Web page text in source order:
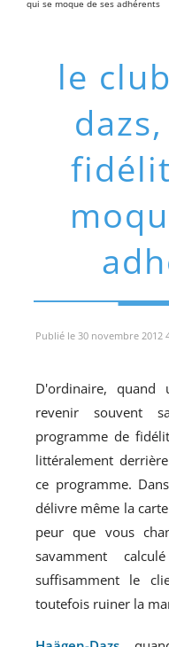
qui se moque de ses adhérents
le
Publié le 30 novembre 2012
D'ordinaire,
revenir souvent
programme de
littéralement
ce programme.
délivre même la
peur que vous
savamment
suffisamment le
toutefois ruiner la